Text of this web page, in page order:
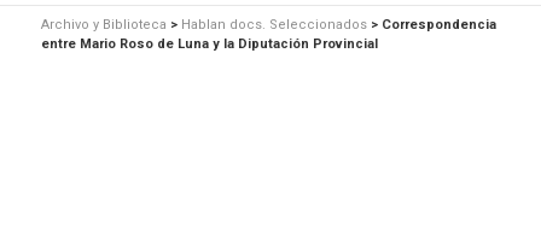
Archivo y Biblioteca > Hablan docs. Seleccionados> Correspondencia
entre Mario Roso de Luna y la Diputación Provincial